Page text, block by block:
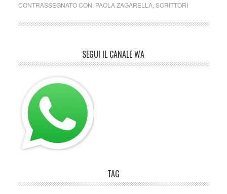
CONTRASSEGNATO CON: PAOLA ZAGARELLA, SCRITTORI
SEGUI IL CANALE WA
TAG